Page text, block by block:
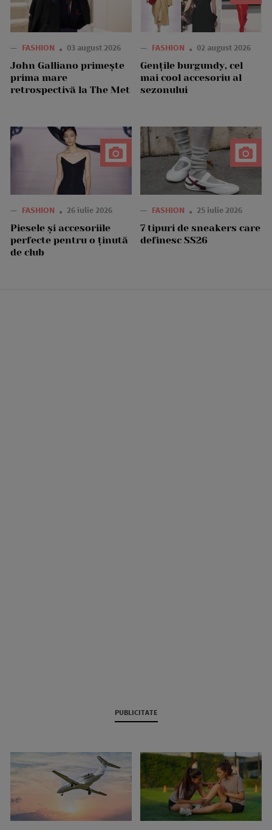
— FASHION 03 august 2026
John Galliano primește
prima mare
retrospectivă la The Met
— FASHION 02 august 2026
Gențile burgundy, cel
mai cool accesoriu al
sezonului
— FASHION 26 iulie 2026
Piesele și accesoriile
perfecte pentru o ținută
de club
— FASHION 25 iulie 2026
7 tipuri de sneakers care
definesc SS26
PUBLICITATE